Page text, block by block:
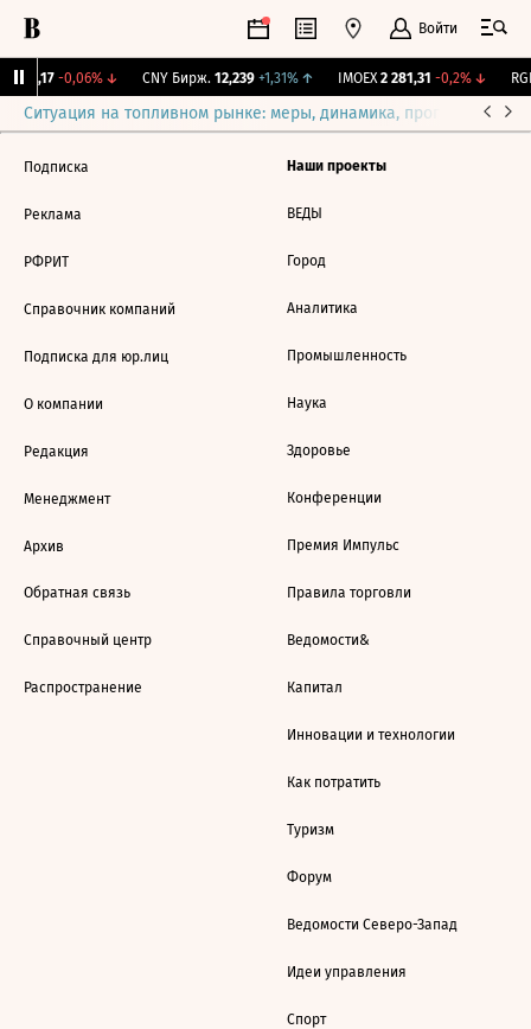
Войти
115,17 -0,06%↓ CNY Бирж. 12,239 +1,31%↑ IMOEX 2 281,31 -0,2%↓
Ситуация на топливном рынке: меры, динамика, прогнозы
Подписка
Реклама
РФРИТ
Справочник компаний
Подписка для юр.лиц
О компании
Редакция
Менеджмент
Архив
Обратная связь
Справочный центр
Распространение
Наши проекты
ВЕДЫ
Город
Аналитика
Промышленность
Наука
Здоровье
Конференции
Премия Импульс
Правила торговли
Ведомости&
Капитал
Инновации и технологии
Как потратить
Туризм
Форум
Ведомости Северо-Запад
Идеи управления
Спорт